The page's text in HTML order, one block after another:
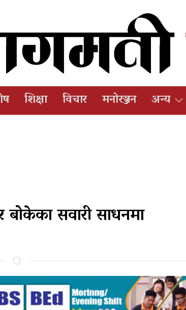
शिक्षा विचार मनोरञ्जन अन्य
सवारी साधनमा